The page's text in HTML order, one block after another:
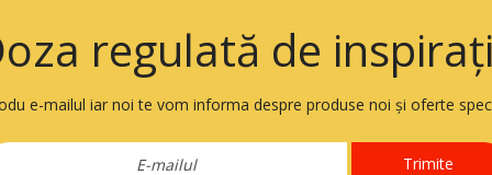
regulată de
e-mailul iar noi te vom informa despre produse noi și oferte
Trimite